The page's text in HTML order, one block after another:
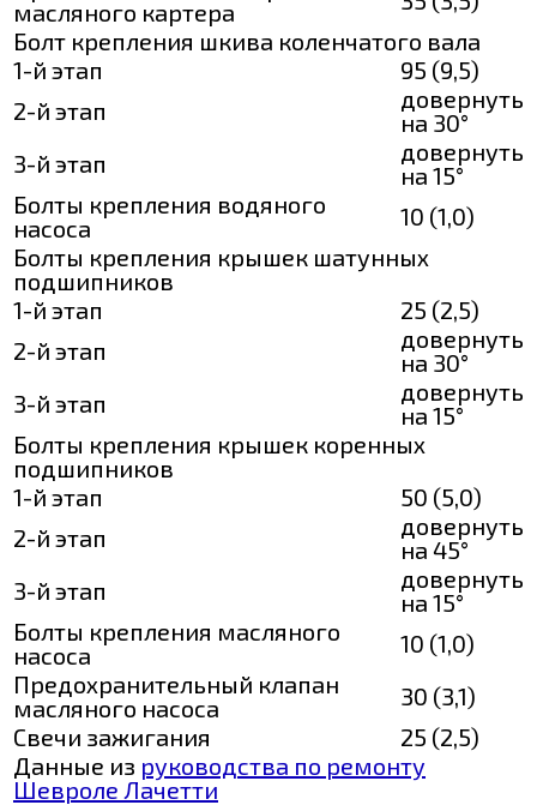
масляного картера
Болт крепления шкива коленчатого вала
1-й этап
95 (9,5)
2-й этап
довернуть
на 30°
3-й этап
довернуть
на 15°
Болты крепления водяного
насоса
10 (1,0)
Болты крепления крышек шатунных
подшипников
1-й этап
25 (2,5)
2-й этап
довернуть
на 30°
3-й этап
довернуть
на 15°
Болты крепления крышек коренных
подшипников
1-й этап
50 (5,0)
2-й этап
довернуть
на 45°
3-й этап
довернуть
на 15°
Болты крепления масляного
насоса
10 (1,0)
Предохранительный клапан
масляного насоса
30 (3,1)
Свечи зажигания
25 (2,5)
Данные из руководства по ремонту
Шевроле Лачетти